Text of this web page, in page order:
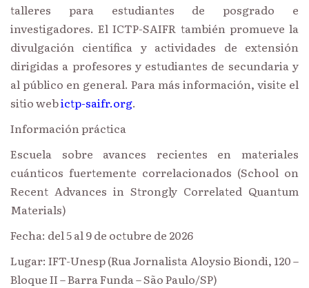
talleres para estudiantes de posgrado e
investigadores. El ICTP-SAIFR también promueve la
divulgación científica y actividades de extensión
dirigidas a profesores y estudiantes de secundaria y
al público en general. Para más información, visite el
sitio webictp-saifr.org.
Información práctica
Escuela sobre avances recientes en materiales
cuánticos fuertemente correlacionados (School on
Recent Advances in Strongly Correlated Quantum
Materials)
Fecha: del 5 al 9 de octubre de 2026
Lugar: IFT-Unesp (Rua Jornalista Aloysio Biondi, 120 –
Bloque II – Barra Funda – São Paulo/SP)